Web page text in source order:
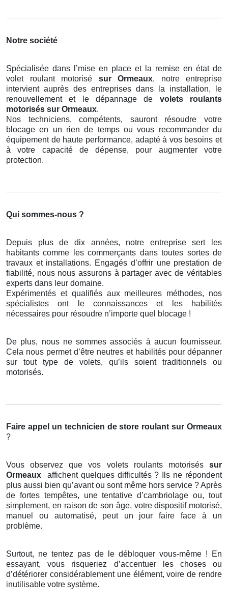
Notre société
Spécialisée dans l’mise en place et la remise en état de
volet roulant motorisé sur Ormeaux, notre entreprise
intervient auprès des entreprises dans la installation, le
renouvellement et le dépannage de volets roulants
motorisés sur Ormeaux.
Nos techniciens, compétents, sauront résoudre votre
blocage en un rien de temps ou vous recommander du
équipement de haute performance, adapté à vos besoins et
à votre capacité de dépense, pour augmenter votre
protection.
Qui sommes-nous ?
Depuis plus de dix années, notre entreprise sert les
habitants comme les commerçants dans toutes sortes de
travaux et installations. Engagés d’offrir une prestation de
fiabilité, nous nous assurons à partager avec de véritables
experts dans leur domaine.
Expérimentés et qualifiés aux meilleures méthodes, nos
spécialistes ont le connaissances et les habilités
nécessaires pour résoudre n’importe quel blocage !
De plus, nous ne sommes associés à aucun fournisseur.
Cela nous permet d’être neutres et habilités pour dépanner
sur tout type de volets, qu’ils soient traditionnels ou
motorisés.
Faire appel un technicien de store roulant sur Ormeaux
?
Vous observez que vos volets roulants motorisés sur
Ormeaux
affichent quelques difficultés ? Ils ne répondent
plus aussi bien qu’avant ou sont même hors service ? Après
de fortes tempêtes, une tentative d’cambriolage ou, tout
simplement, en raison de son âge, votre dispositif motorisé,
manuel ou automatisé, peut un jour faire face à un
problème.
Surtout, ne tentez pas de le débloquer vous-même ! En
essayant, vous risqueriez d’accentuer les choses ou
d’détériorer considérablement une élément, voire de rendre
inutilisable votre système.